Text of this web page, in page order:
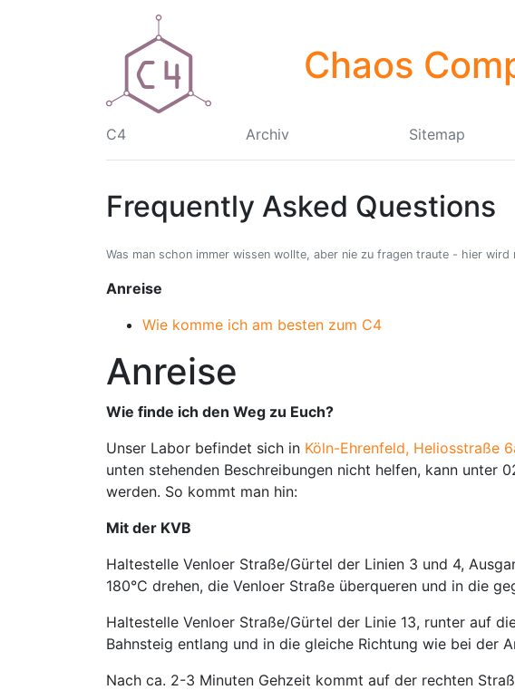
Chaos
C4 Archiv Sitemap
Frequently Asked Questions
Was man schon immer wissen wollte, aber nie zu fragen traute - hier wird
Anreise
Wie komme ich am besten zum C4
Anreise
Wie finde ich den Weg zu Euch?
Unser Labor befindet sich in Köln-Ehrenfeld, Heliosstraße
unten stehenden Beschreibungen nicht helfen, kann unter
werden. So kommt man hin:
Mit der KVB
Haltestelle Venloer Straße/Gürtel der Linien 3 und 4,
180°C drehen, die Venloer Straße überqueren und in die
Haltestelle Venloer Straße/Gürtel der Linie 13, runter auf
Bahnsteig entlang und in die gleiche Richtung wie bei der
Nach ca. 2-3 Minuten Gehzeit kommt auf der rechten